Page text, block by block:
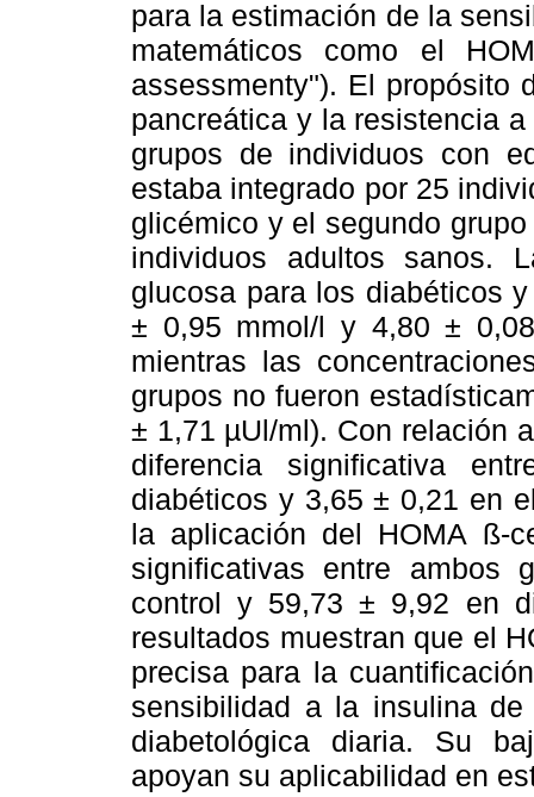
para la estimación de la
matemáticos como el
assessmenty"). El propósito
pancreática y la resistencia
grupos de individuos con
estaba integrado por 25
glicémico y el segundo
individuos adultos sanos.
glucosa para los diabéticos
± 0,95 mmol/l y 4,80 ±
mientras las
grupos no fueron
± 1,71 µUl/ml). Con relación
diferencia significativa
diabéticos y 3,65 ± 0,21 en
la aplicación del HOMA ß-
significativas entre ambos
control y 59,73 ± 9,92 en
resultados muestran que el
precisa para la
sensibilidad a la insulina
diabetológica diaria. Su
apoyan su aplicabilidad en